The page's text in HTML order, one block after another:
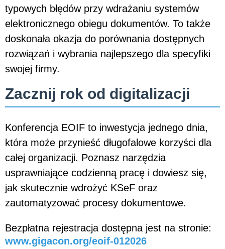
typowych błędów przy wdrażaniu systemów
elektronicznego obiegu dokumentów. To także
doskonała okazja do porównania dostępnych
rozwiązań i wybrania najlepszego dla specyfiki
swojej firmy.
Zacznij rok od digitalizacji
Konferencja EOIF to inwestycja jednego dnia,
która może przynieść długofalowe korzyści dla
całej organizacji. Poznasz narzędzia
usprawniające codzienną pracę i dowiesz się,
jak skutecznie wdrożyć KSeF oraz
zautomatyzować procesy dokumentowe.
Bezpłatna rejestracja dostępna jest na stronie:
www.gigacon.org/eoif-012026